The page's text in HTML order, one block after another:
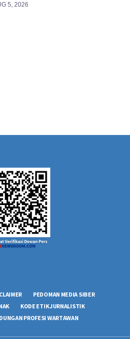
5, 2026
PEDOMAN MEDIA SIBER
KODE ETIK JURNALISTIK
PROFESI WARTAWAN